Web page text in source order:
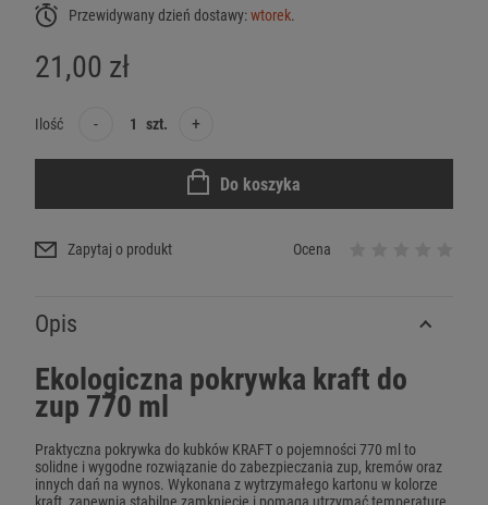
Przewidywany dzień dostawy:wtorek.
21,00 zł
Ilość - szt. +
Do koszyka
Zapytaj o produkt Ocena
Opis
Ekologiczna pokrywka kraft do
zup 770 ml
Praktyczna pokrywka do kubków KRAFT o pojemności 770 ml to
solidne i wygodne rozwiązanie do zabezpieczania zup, kremów oraz
innych dań na wynos. Wykonana z wytrzymałego kartonu w kolorze
kraft, zapewnia stabilne zamknięcie i pomaga utrzymać temperaturę